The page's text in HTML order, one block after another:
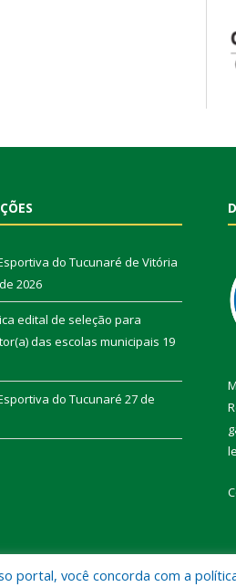
do Tucunaré de Vitória
2026
edital de seleção para
das escolas municipais 19
do Tucunaré 27 de
portal, você concorda com a